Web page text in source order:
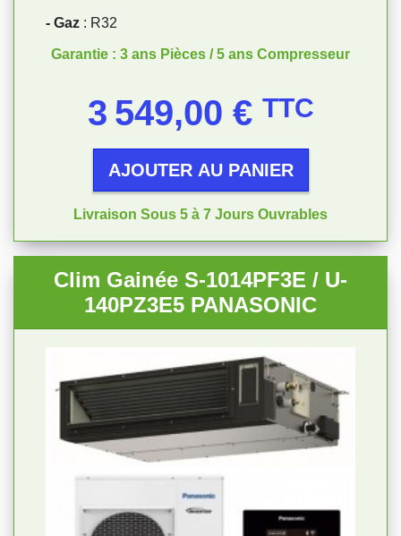
- Gaz : R32
Garantie : 3 ans Pièces / 5 ans Compresseur
3 549,00 € TTC
AJOUTER AU PANIER
Livraison Sous 5 à 7 Jours Ouvrables
Clim Gainée S-1014PF3E / U-
140PZ3E5 PANASONIC